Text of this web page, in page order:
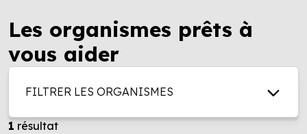
Les organismes prêts à
vous aider
FILTRER LES ORGANISMES
1 résultat